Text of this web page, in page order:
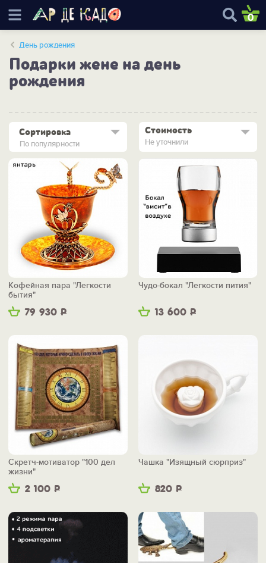
0
День рождения
Подарки жене на день
рождения
По популярности
Сортировка Стоимость
Не уточнили
79 930 Р
Кофейная пара "Легкости
бытия"
13 600 Р
Чудо-бокал "Легкости пития"
2 100 Р
Скретч-мотиватор "100 дел
жизни"
820 Р
Чашка "Изящный сюрприз"